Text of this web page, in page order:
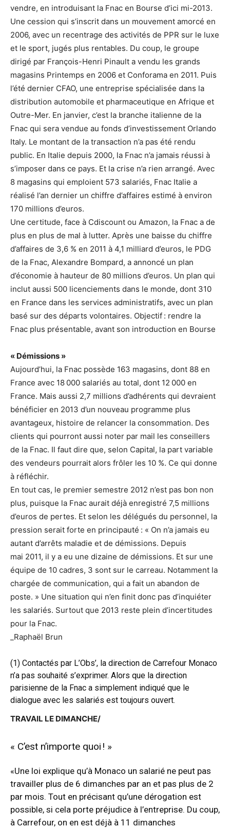
vendre, en introduisant la Fnac en Bourse d’ici mi-2013.
Une cession qui s’inscrit dans un mouvement amorcé en
2006, avec un recentrage des activités de PPR sur le luxe
et le sport, jugés plus rentables. Du coup, le groupe
dirigé par François-Henri Pinault a vendu les grands
magasins Printemps en 2006 et Conforama en 2011. Puis
l’été dernier CFAO, une entreprise spécialisée dans la
distribution automobile et pharmaceutique en Afrique et
Outre-Mer. En janvier, c’est la branche italienne de la
Fnac qui sera vendue au fonds d’investissement Orlando
Italy. Le montant de la transaction n’a pas été rendu
public. En Italie depuis 2000, la Fnac n’a jamais réussi à
s’imposer dans ce pays. Et la crise n’a rien arrangé. Avec
8 magasins qui emploient 573 salariés, Fnac Italie a
réalisé l’an dernier un chiffre d’affaires estimé à environ
170 millions d’euros.
Une certitude, face à Cdiscount ou Amazon, la Fnac a de
plus en plus de mal à lutter. Après une baisse du chiffre
d’affaires de 3,6 % en 2011 à 4,1 milliard d’euros, le PDG
de la Fnac, Alexandre Bompard, a annoncé un plan
d’économie à hauteur de 80 millions d’euros. Un plan qui
inclut aussi 500 licenciements dans le monde, dont 310
en France dans les services administratifs, avec un plan
basé sur des départs volontaires. Objectif : rendre la
Fnac plus présentable, avant son introduction en Bourse
« Démissions »
Aujourd’hui, la Fnac possède 163 magasins, dont 88 en
France avec 18 000 salariés au total, dont 12 000 en
France. Mais aussi 2,7 millions d’adhérents qui devraient
bénéficier en 2013 d’un nouveau programme plus
avantageux, histoire de relancer la consommation. Des
clients qui pourront aussi noter par mail les conseillers
de la Fnac. Il faut dire que, selon Capital, la part variable
des vendeurs pourrait alors frôler les 10 %. Ce qui donne
à réfléchir.
En tout cas, le premier semestre 2012 n’est pas bon non
plus, puisque la Fnac aurait déjà enregistré 7,5 millions
d’euros de pertes. Et selon les délégués du personnel, la
pression serait forte en principauté : « On n’a jamais eu
autant d’arrêts maladie et de démissions. Depuis
mai 2011, il y a eu une dizaine de démissions. Et sur une
équipe de 10 cadres, 3 sont sur le carreau. Notamment la
chargée de communication, qui a fait un abandon de
poste. » Une situation qui n’en finit donc pas d’inquiéter
les salariés. Surtout que 2013 reste plein d’incertitudes
pour la Fnac.
_Raphaël Brun
(1) Contactés par L’Obs’, la direction de Carrefour Monaco
n’a pas souhaité s’exprimer. Alors que la direction
parisienne de la Fnac a simplement indiqué que le
dialogue avec les salariés est toujours ouvert.
TRAVAIL LE DIMANCHE/
« C’est n’importe quoi ! »
«Une loi explique qu’à Monaco un salarié ne peut pas
travailler plus de 6 dimanches par an et pas plus de 2
par mois. Tout en précisant qu’une dérogation est
possible, si cela porte préjudice à l’entreprise. Du coup,
à Carrefour, on en est déjà à 11 dimanches